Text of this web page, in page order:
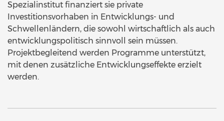
Spezialinstitut finanziert sie private
Investitionsvorhaben in Entwicklungs- und
Schwellenländern, die sowohl wirtschaftlich als auch
entwicklungspolitisch sinnvoll sein müssen.
Projektbegleitend werden Programme unterstützt,
mit denen zusätzliche Entwicklungseffekte erzielt
werden.